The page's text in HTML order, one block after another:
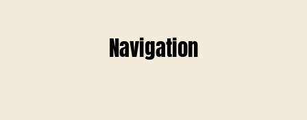
Navigation